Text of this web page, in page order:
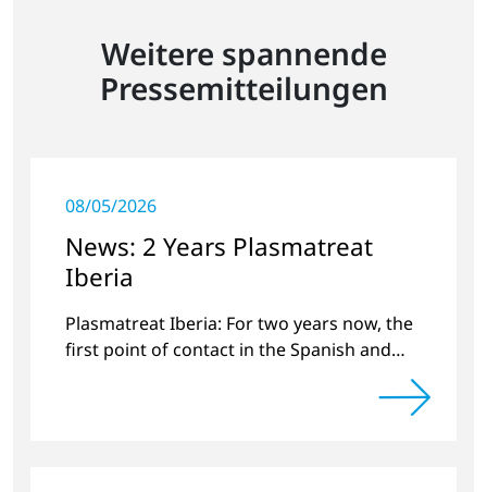
Weitere spannende
Pressemitteilungen
08/05/2026
News: 2 Years Plasmatreat
Iberia
Plasmatreat Iberia: For two years now, the
first point of contact in the Spanish and